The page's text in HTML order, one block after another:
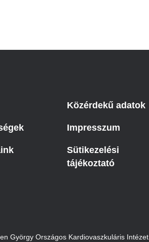
Közérdekű adatok
Impresszum
Sütikezelési
tájékoztató
György Országos Kardiovaszkuláris Intézet.